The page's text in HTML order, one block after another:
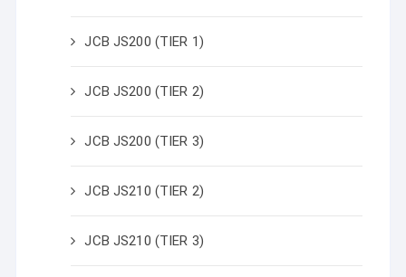
JCB JS200 (TIER 1)
JCB JS200 (TIER 2)
JCB JS200 (TIER 3)
JCB JS210 (TIER 2)
JCB JS210 (TIER 3)